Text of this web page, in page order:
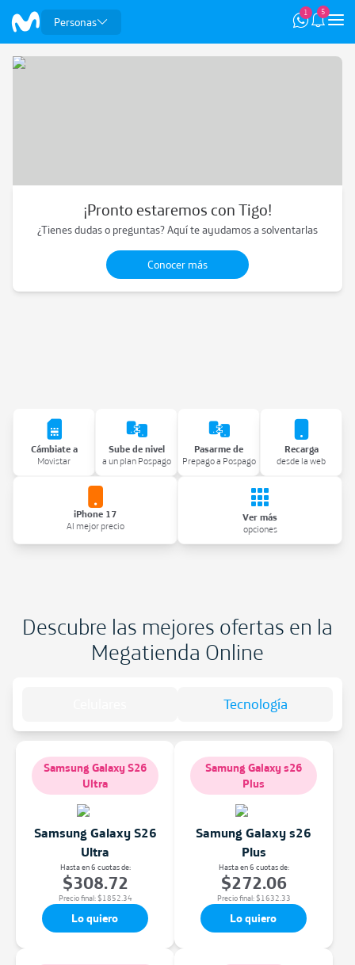
Personas
1 5
¡Pronto estaremos con Tigo!
¿Tienes dudas o preguntas? Aquí te ayudamos a solventarlas
Conocer más
Cámbiate a
Movistar
Sube de nivel
a un plan Pospago
Pasarme de
Prepago a Pospago
Recarga
desde la web
iPhone 17
Al mejor precio
Ver más
opciones
Descubre las mejores ofertas en la
Megatienda Online
Tecnología
Samsung Galaxy S26
Ultra
Samsung Galaxy S26
Ultra
Hasta en 6 cuotas de:
$308.72
Precio final:$1852.34
Lo quiero
Samung Galaxy s26
Plus
Samung Galaxy s26
Plus
Hasta en 6 cuotas de:
$272.06
Precio final:$1632.33
Lo quiero